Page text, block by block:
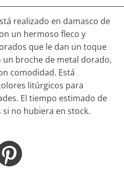
realizado en damasco de
un hermoso fleco y
que le dan un toque
un broche de metal dorado,
comodidad. Está
litúrgicos para
El tiempo estimado de
si no hubiera en stock.